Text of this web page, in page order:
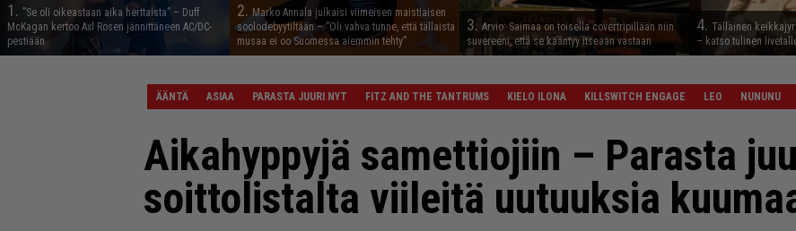
1. ”Se oli oikeastaan aika herttaista” – Duff
McKagan kertoo Axl Rosen jännittäneen AC/DC-
pestiään
2. Marko Annala julkaisi viimeisen maistiaisen
soolodebyytiltään – ”Oli vahva tunne, että tällaista
musaa ei oo Suomessa aiemmin tehty”
3. Arvio: Saimaa on toisella covertripillään niin
suvereeni, että se kääntyy itseään vastaan
4. Tällainen
– katso tulinen
ÄÄNTÄ ASIAA PARASTA JUURI NYT FITZ AND THE TANTRUMS KIELO ILONA KILLSWITCH ENGAGE LEO NUNUNU
Aikahyppyjä samettiojiin – Parasta
soittolistalta viileitä uutuuksia